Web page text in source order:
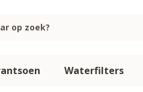
Waterfilters